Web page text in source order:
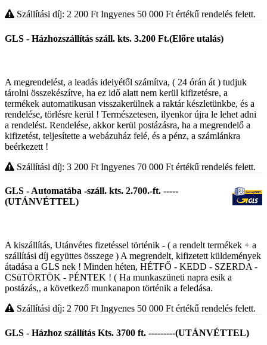
Szállítási díj: 2 200 Ft Ingyenes 50 000 Ftértékű rendelés felett.
GLS - Házhozszállítás száll. kts. 3.200 Ft.(Előre utalás)
A megrendelést, a leadás idelyétől számítva, ( 24 órán át ) tudjuk
tárolni összekészítve, ha ez idő alatt nem kerül kifizetésre, a
termékek automatikusan visszakerülnek a raktár készletünkbe, és a
rendelése, törlésre kerül ! Természetesen, ilyenkor újra le lehet adni
a rendelést. Rendelése, akkor kerül postázásra, ha a megrendelő a
kifizetést, teljesítette a webázuház felé, és a pénz, a számlánkra
beérkezett !
Szállítási díj: 3 200 Ft Ingyenes 70 000 Ft értékű rendelés felett.
GLS - Automatába -száll. kts. 2.700.-ft. -----
(UTÁNVÉTTEL)
A kiszállítás, Utánvétes fizetéssel történik - ( a rendelt termékek + a
szállítási díj együttes összege ) A megrendelt, kifizetett küldemények
átadása a GLS nek ! Minden héten, HÉTFŐ - KEDD - SZERDA -
CSüTÖRTÖK - PÉNTEK ! ( Ha munkaszüneti napra esik a
postázás,, a következő munkanapon történik a feledása.
Szállítási díj: 2 700 Ft Ingyenes 50 000 Ftértékű rendelés felett.
GLS - Házhoz szállítás Kts. 3700 ft. ---------(UTÁNVÉTTEL)